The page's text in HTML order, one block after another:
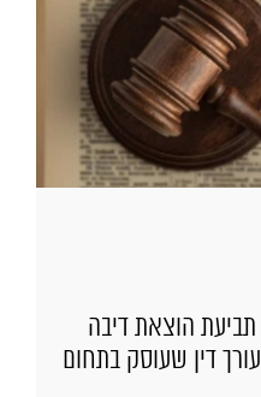
הוצאת דיבה
דין שעוסק בתחום